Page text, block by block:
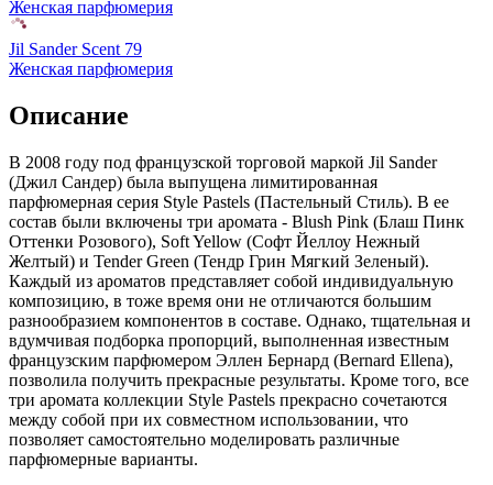
Женская парфюмерия
Jil Sander Scent 79
Женская парфюмерия
Описание
В 2008 году под французской торговой маркой Jil Sander
(Джил Сандер) была выпущена лимитированная
парфюмерная серия Style Pastels (Пастельный Стиль). В ее
состав были включены три аромата - Blush Pink (Блаш Пинк
Оттенки Розового), Soft Yellow (Софт Йеллоу Нежный
Желтый) и Tender Green (Тендр Грин Мягкий Зеленый).
Каждый из ароматов представляет собой индивидуальную
композицию, в тоже время они не отличаются большим
разнообразием компонентов в составе. Однако, тщательная и
вдумчивая подборка пропорций, выполненная известным
французским парфюмером Эллен Бернард (Bernard Ellena),
позволила получить прекрасные результаты. Кроме того, все
три аромата коллекции Style Pastels прекрасно сочетаются
между собой при их совместном использовании, что
позволяет самостоятельно моделировать различные
парфюмерные варианты.